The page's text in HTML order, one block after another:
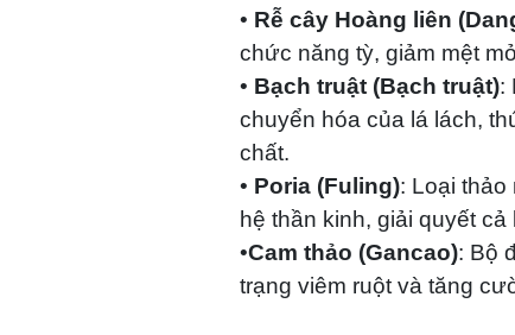
• Rễ cây Hoàng liên
chức năng tỳ, giảm mệt
• Bạch truật (Bạch truật):
chuyển hóa của lá lách,
chất.
• Poria (Fuling): Loại thảo
hệ thần kinh, giải quyết
•Cam thảo (Gancao): Bộ
trạng viêm ruột và tăng